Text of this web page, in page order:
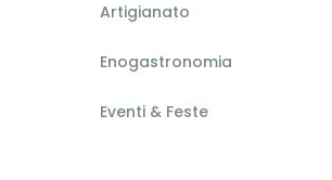
Artigianato
Enogastronomia
Eventi & Feste